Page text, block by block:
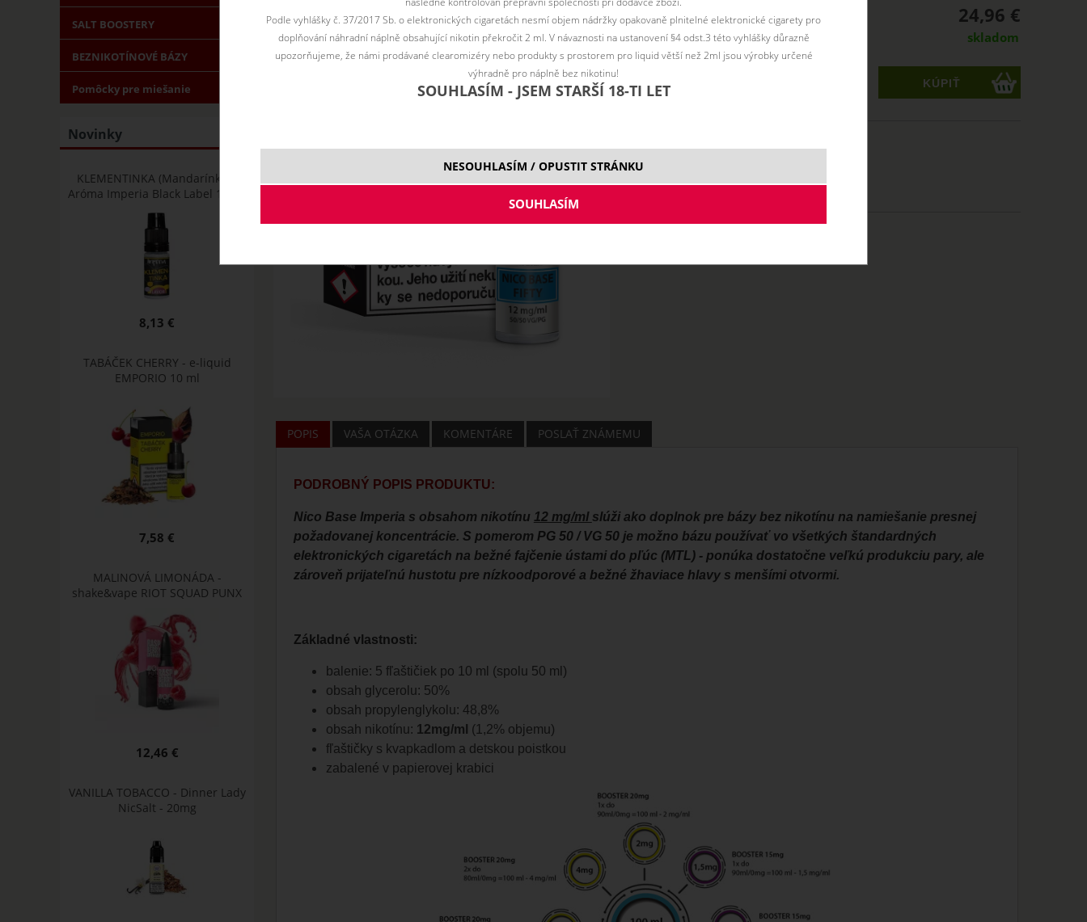
24,96 €
skladom
POPIS VAŠA OTÁZKA KOMENTÁRE POSLAŤ ZNÁMEMU
PODROBNÝ POPIS PRODUKTU:
Nico Base Imperia s obsahom nikotínu 12 mg/ml slúži ako doplnok pre bázy bez nikotínu na namiešanie presnej
požadovanej koncentrácie. S pomerom PG 50 / VG 50 je možno bázu používať vo všetkých štandardných
elektronických cigaretách na bežné fajčenie ústami do pľúc (MTL) - ponúka dostatočne veľkú produkciu pary, ale
zároveň prijateľnú hustotu pre nízkoodporové a bežné žhaviace hlavy s menšími otvormi.
Základné vlastnosti:
balenie: 5 fľaštičiek po 10 ml (spolu 50 ml)
obsah glycerolu: 50%
obsah propylenglykolu: 48,8%
obsah nikotínu: 12mg/ml (1,2% objemu)
fľaštičky s kvapkadlom a detskou poistkou
zabalené v papierovej krabici
SALT BOOSTERY
BEZNIKOTÍNOVÉ BÁZY
Pomôcky pre miešanie
Novinky
KLEMENTINKA (Mandarínky) -
Aróma Imperia Black Label 10 ml
8,13 €
TABÁČEK CHERRY - e-liquid
EMPORIO 10 ml
7,58 €
MALINOVÁ LIMONÁDA -
shake&vape RIOT SQUAD PUNX
12,46 €
VANILLA TOBACCO - Dinner Lady
NicSalt - 20mg
Podle vyhlášky č. 37/2017 Sb. o elektronických cigaretách nesmí objem nádržky opakovaně plnitelné elektronické cigarety pro
doplňování náhradní náplně obsahující nikotin překročit 2 ml. V návaznosti na ustanovení §4 odst.3 této vyhlášky důrazně
upozorňujeme, že námi prodávané clearomizéry nebo produkty s prostorem pro liquid větší než 2ml jsou výrobky určené
výhradně pro náplně bez nikotinu!
SOUHLASÍM - JSEM STARŠÍ 18-TI LET
NESOUHLASÍM / OPUSTIT STRÁNKU